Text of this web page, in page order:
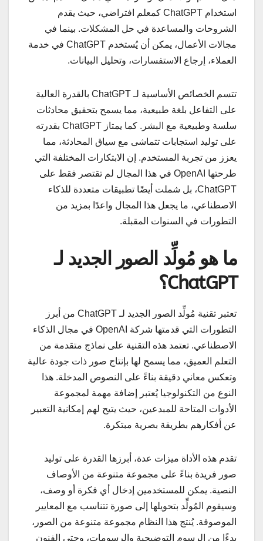
استخدام ChatGPT كمعلم افتراضي، حيث يقدم
الشروحات والمساعدة في حل المشكلات. بينما في
مجالات الأعمال، يمكن أن يُستخدم ChatGPT في خدمة
العملاء، إرجاع الاستفسارات، وتحليل البيانات.
تتسم الخصائص الأساسية لـ ChatGPT بالقدرة العالية
على التفاعل بلغة طبيعية، مما يسمح بتحقيق محادثات
سلسة وطبيعية مع البشر. كما يمتاز ChatGPT بقدرته
على توليد استجابات تتماشى مع سياق المحادثة، مما
يعزز من تجربة المستخدم. إن الابتكارات المختلفة التي
طرحتها OpenAI في هذا المجال لم تقتصر فقط على
ChatGPT، بل شملت أيضًا تطبيقات متعددة للذكاء
الاصطناعي، ما يجعل هذا المجال واعدًا بمزيد من
التطورات في السنوات المقبلة.
ما هو مُولِّد الصور الجديد لـ
ChatGPT؟
تعتبر تقنية مُولِّد الصور الجديد لـ ChatGPT من أبرز
التطورات التي قدمتها شركة OpenAI في مجال الذكاء
الاصطناعي. تعتمد هذه التقنية على نماذج متقدمة من
التعلم العميق، مما يسمح لها بإنتاج صور ذات جودة عالية
وتعكس معاني دقيقة بناءً على النصوص المدخلة. هذا
النوع من التكنولوجيا يُعتبر إضافة مهمة لمجموعة
الأدوات المتاحة للمبدعين، حيث يتيح لهم إمكانية التعبير
عن أفكارهم بطريقة بصرية مبتكرة.
تقدم هذه الأداة ميزات عدة، أبرزها القدرة على توليد
صور فريدة بناءً على مجموعة متنوعة من الأوصاف
النصية. يمكن للمستخدمين إدخال أي فكرة أو وصف،
وسيقوم المُولِّد بتحويلها إلى صورة تتناسب مع المعايير
الموصوفة. يُنتج هذا النظام مجموعة متنوعة من الصور،
بدءًا من الرسوم التوضيحية والرسومات، وحتى الفنون